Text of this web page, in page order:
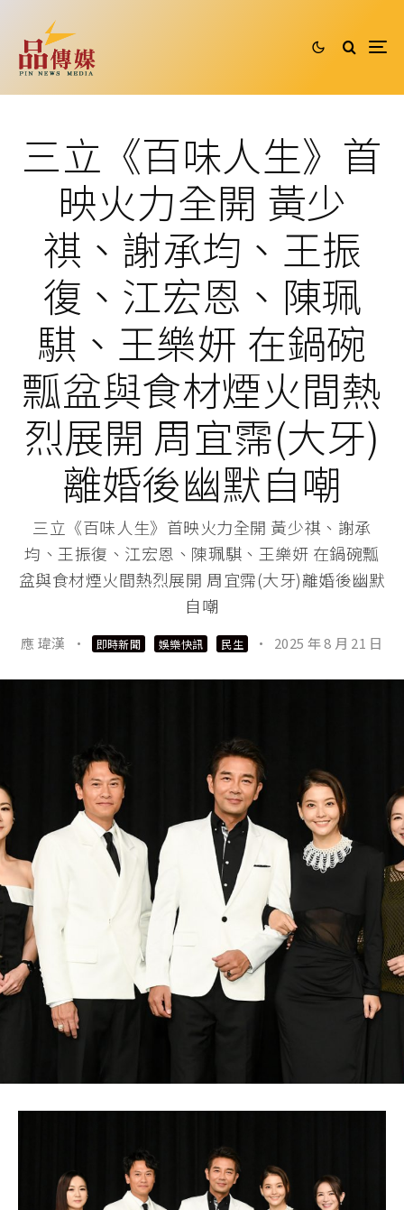
三立《百味人生》首
映火力全開 黃少
祺、謝承均、王振
復、江宏恩、陳珮
騏、王樂妍 在鍋碗
瓢盆與食材煙火間熱
烈展開 周宜霈(大牙)
離婚後幽默自嘲
三立《百味人生》首映火力全開 黃少祺、謝承
均、王振復、江宏恩、陳珮騏、王樂妍 在鍋碗瓢
盆與食材煙火間熱烈展開 周宜霈(大牙)離婚後幽默
自嘲
應 瑋漢 · 即時新聞 娛樂快訊 民生 · 2025 年 8 月 21 日